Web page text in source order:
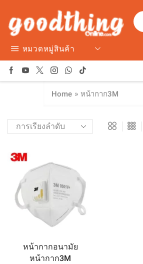
หมวดหมู่สินค้า
Home » หน้ากาก3M
หน้ากากอนามัย
หน้ากาก3M